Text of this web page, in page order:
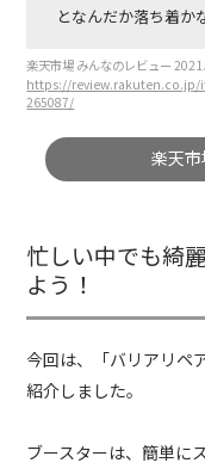
となんだか落ち着か
楽天市場 みんなのレビュー
https://review.rakuten.co.jp/
265087/
楽天
忙しい中でも綺
よう！
今回は、「バリアリペ
紹介しました。
ブースターは、簡単に